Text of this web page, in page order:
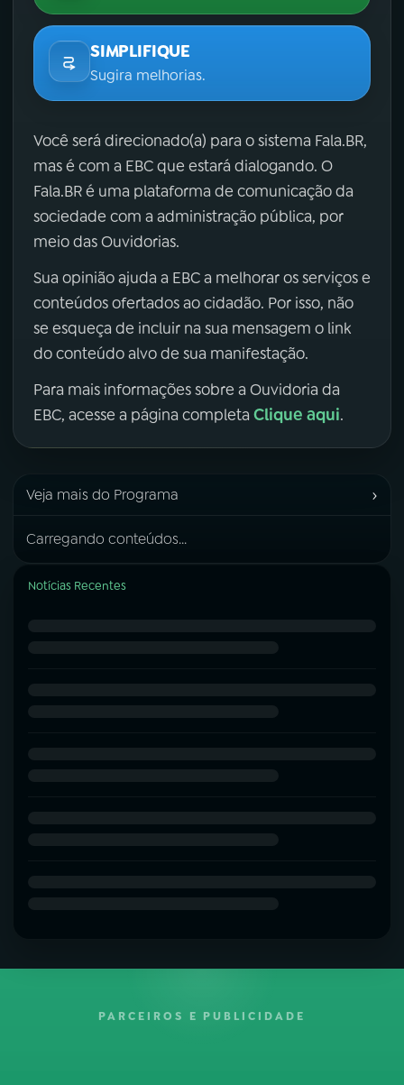
SIMPLIFIQUE
Sugira melhorias.
Você será direcionado(a) para o sistema Fala.BR,
mas é com a EBC que estará dialogando. O
Fala.BR é uma plataforma de comunicação da
sociedade com a administração pública, por
meio das Ouvidorias.
Sua opinião ajuda a EBC a melhorar os serviços e
conteúdos ofertados ao cidadão. Por isso, não
se esqueça de incluir na sua mensagem o link
do conteúdo alvo de sua manifestação.
Para mais informações sobre a Ouvidoria da
EBC, acesse a página completa Clique aqui.
Veja mais do Programa ›
Carregando conteúdos...
Notícias Recentes
PARCEIROS E PUBLICIDADE